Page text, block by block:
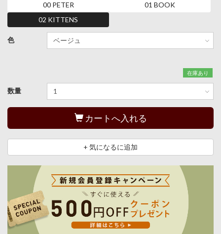
00 PETER
01 BOOK
02 KITTENS
色
在庫あり
数量
カートへ入れる
+ 気になるに追加